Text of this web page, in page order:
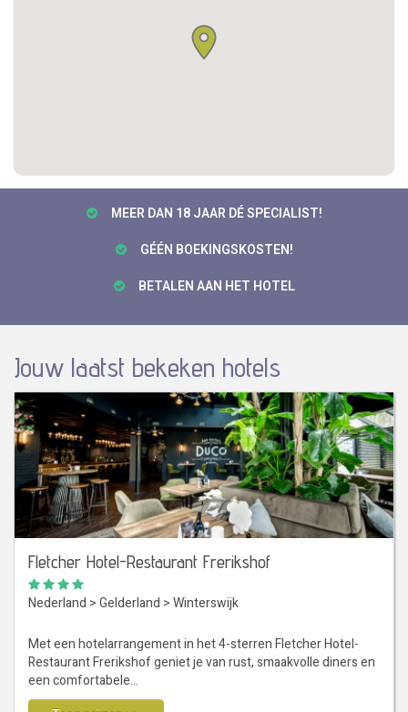
MEER DAN 18 JAAR DÉ SPECIALIST!
GÉÉN BOEKINGSKOSTEN!
BETALEN AAN HET HOTEL
Jouw laatst bekeken hotels
Fletcher Hotel-Restaurant Frerikshof
Nederland >Gelderland >Winterswijk
Met een hotelarrangement in het 4-sterren Fletcher Hotel-
Restaurant Frerikshof geniet je van rust, smaakvolle diners en
een comfortabele…